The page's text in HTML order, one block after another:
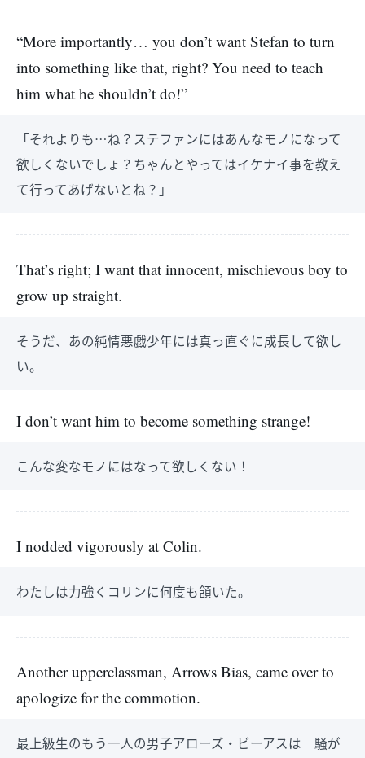
“More importantly… you don’t want Stefan to turn
into something like that, right? You need to teach
him what he shouldn’t do!”
「それよりも…ね？ステファンにはあんなモノになって
欲しくないでしょ？ちゃんとやってはイケナイ事を教え
て行ってあげないとね？」
That’s right; I want that innocent, mischievous boy to
grow up straight.
そうだ、あの純情悪戯少年には真っ直ぐに成長して欲し
い。
I don’t want him to become something strange!
こんな変なモノにはなって欲しくない！
I nodded vigorously at Colin.
わたしは力強くコリンに何度も頷いた。
Another upperclassman, Arrows Bias, came over to
apologize for the commotion.
最上級生のもう一人の男子アローズ・ビーアスは 騒が